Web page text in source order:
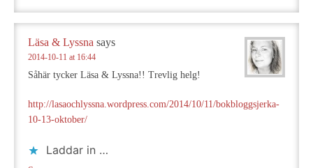
Läsa & Lyssna says
2014-10-11 at 16:44
Såhär tycker Läsa & Lyssna!! Trevlig helg!
http://lasaochlyssna.wordpress.com/2014/10/11/bokbloggsjerka-
10-13-oktober/
Laddar in …